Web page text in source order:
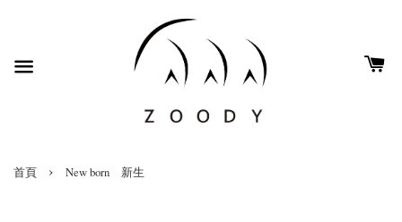
首頁 › New born 新生